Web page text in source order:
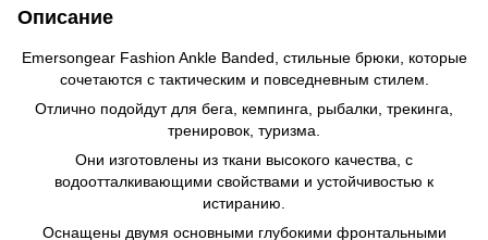
Описание
Emersongear Fashion Ankle Banded, стильные брюки, которые
сочетаются с тактическим и повседневным стилем.
Отлично подойдут для бега, кемпинга, рыбалки, трекинга,
тренировок, туризма.
Они изготовлены из ткани высокого качества, с
водоотталкивающими свойствами и устойчивостью к
истиранию.
Оснащены двумя основными глубокими фронтальными